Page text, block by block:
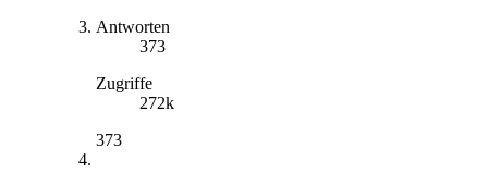
Antworten
373
Zugriffe
272k
373